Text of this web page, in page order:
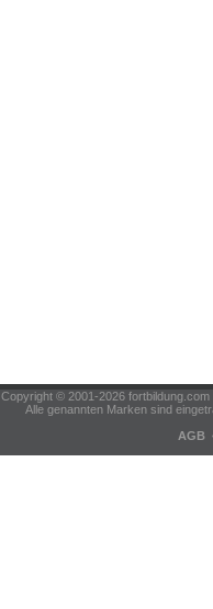
Copyright © 2001-2026
Alle genannten Marken sind
AGB